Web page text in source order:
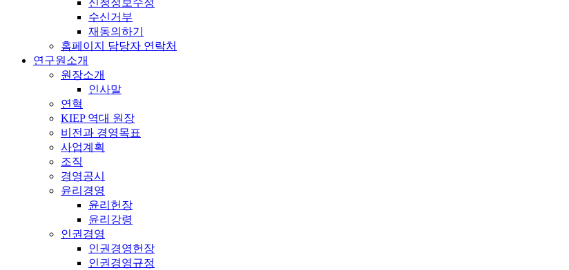
수신거부
재동의하기
홈페이지 담당자 연락처
연구원소개
원장소개
인사말
연혁
KIEP 역대 원장
비전과 경영목표
사업계획
조직
경영공시
윤리경영
윤리헌장
윤리강령
인권경영
인권경영헌장
인권경영규정